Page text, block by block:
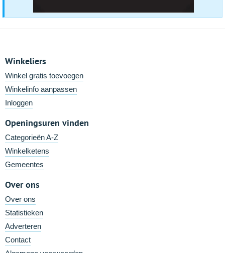
Winkeliers
Winkel gratis toevoegen
Winkelinfo aanpassen
Inloggen
Openingsuren vinden
Categorieën A-Z
Winkelketens
Gemeentes
Over ons
Over ons
Statistieken
Adverteren
Contact